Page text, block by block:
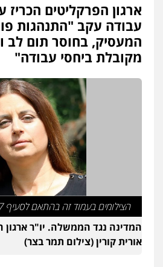
ארגון הפרקליטים הכריז
עבודה עקב "התנהגות
המעסיק, בחוסר תום לב
מקובלת ביחסי עבודה"
הצילומים בעמוד זה בהתאם לסעיף 27א לחוק זכויות יוצרים
המדינה נגד הממשלה. יו"ר ארגון
אורית קורין (צילום תמר בצר)